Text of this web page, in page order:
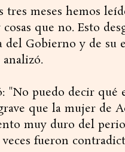
tres meses hemos
cosas que no. Esto
del Gobierno y de
"No puedo decir
que la mujer de
muy duro del
veces fueron